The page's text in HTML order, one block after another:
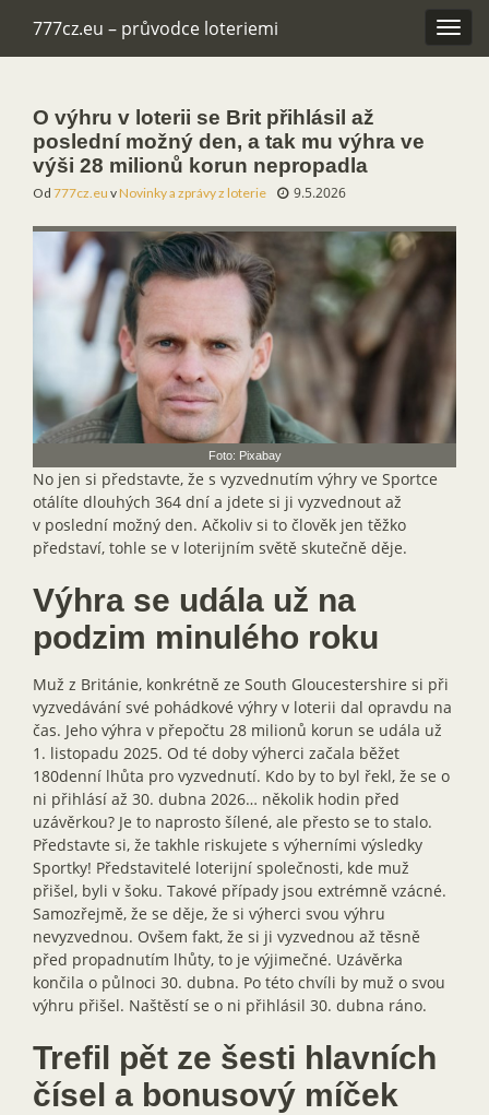
777cz.eu – průvodce loteriemi
O výhru v loterii se Brit přihlásil až
poslední možný den, a tak mu výhra ve
výši 28 milionů korun nepropadla
Od 777cz.eu vNovinky a zprávy z loterie 9.5.2026
Foto: Pixabay
No jen si představte, že s vyzvednutím výhry ve Sportce
otálíte dlouhých 364 dní a jdete si ji vyzvednout až
v poslední možný den. Ačkoliv si to člověk jen těžko
představí, tohle se v loterijním světě skutečně děje.
Výhra se udála už na
podzim minulého roku
Muž z Británie, konkrétně ze South Gloucestershire si při
vyzvedávání své pohádkové výhry v loterii dal opravdu na
čas. Jeho výhra v přepočtu 28 milionů korun se udála už
1. listopadu 2025. Od té doby výherci začala běžet
180denní lhůta pro vyzvednutí. Kdo by to byl řekl, že se o
ni přihlásí až 30. dubna 2026… několik hodin před
uzávěrkou? Je to naprosto šílené, ale přesto se to stalo.
Představte si, že takhle riskujete s výherními výsledky
Sportky! Představitelé loterijní společnosti, kde muž
přišel, byli v šoku. Takové případy jsou extrémně vzácné.
Samozřejmě, že se děje, že si výherci svou výhru
nevyzvednou. Ovšem fakt, že si ji vyzvednou až těsně
před propadnutím lhůty, to je výjimečné. Uzávěrka
končila o půlnoci 30. dubna. Po této chvíli by muž o svou
výhru přišel. Naštěstí se o ni přihlásil 30. dubna ráno.
Trefil pět ze šesti hlavních
čísel a bonusový míček